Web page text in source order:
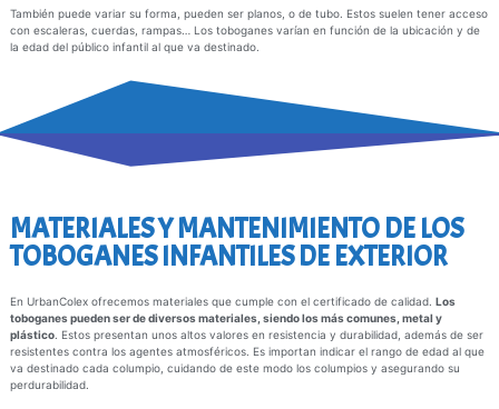
También puede variar su forma, pueden ser planos, o de tubo. Estos suelen tener acceso
con escaleras, cuerdas, rampas… Los toboganes varían en función de la ubicación y de
la edad del público infantil al que va destinado.
MATERIALES Y MANTENIMIENTO DE LOS
TOBOGANES INFANTILES DE EXTERIOR
En UrbanColex ofrecemos materiales que cumple con el certificado de calidad. Los
toboganes pueden ser de diversos materiales, siendo los más comunes, metal y
plástico. Estos presentan unos altos valores en resistencia y durabilidad, además de ser
resistentes contra los agentes atmosféricos. Es importan indicar el rango de edad al que
va destinado cada columpio, cuidando de este modo los columpios y asegurando su
perdurabilidad.